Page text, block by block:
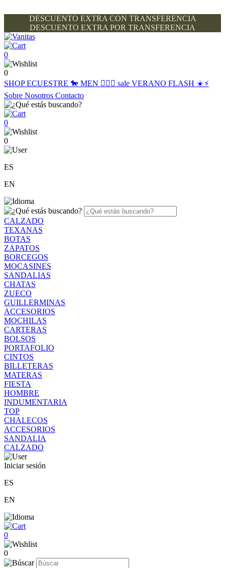
DESCUENTO EXTRA CON TRANSFERENCIA
DESCUENTO EXTRA POR TRANSFERENCIA
0
0
SHOPECUESTRE 🐎 MEN 🙋🏽‍♂️ sale VERANO FLASH ☀️⚡️
Sobre Nosotros Contacto
0
0
ES
EN
CALZADO
TEXANAS
BOTAS
ZAPATOS
BORCEGOS
MOCASINES
SANDALIAS
CHATAS
ZUECO
GUILLERMINAS
ACCESORIOS
MOCHILAS
CARTERAS
BOLSOS
PORTAFOLIO
CINTOS
BILLETERAS
MATERAS
FIESTA
HOMBRE
INDUMENTARIA
TOP
CHALECOS
ACCESORIOS
SANDALIA
CALZADO
Iniciar sesión
ES
EN
0
0